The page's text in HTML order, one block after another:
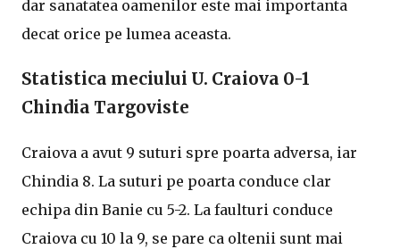
dar sanatatea oamenilor este mai importanta
decat orice pe lumea aceasta.
Statistica meciului U. Craiova 0-1
Chindia Targoviste
Craiova a avut 9 suturi spre poarta adversa, iar
Chindia 8. La suturi pe poarta conduce clar
echipa din Banie cu 5-2. La faulturi conduce
Craiova cu 10 la 9, se pare ca oltenii sunt mai